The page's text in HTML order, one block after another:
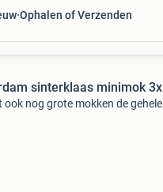
Ophalen of Verzenden
sinterklaas minimok 3x
ook nog grote mokken de gehele